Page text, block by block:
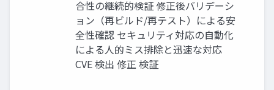
合性の継続的検証 修正後バリデーシ
ョン（再ビルド/再テスト）による安
全性確認 セキュリティ対応の⾃動化
による⼈的ミス排除と迅速な対応
CVE 検出 修正 検証